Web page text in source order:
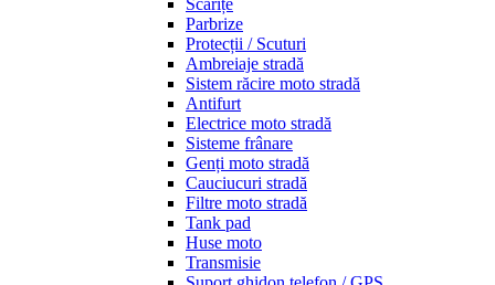
Scărițe
Parbrize
Protecții / Scuturi
Ambreiaje stradă
Sistem răcire moto stradă
Antifurt
Electrice moto stradă
Sisteme frânare
Genți moto stradă
Cauciucuri stradă
Filtre moto stradă
Tank pad
Huse moto
Transmisie